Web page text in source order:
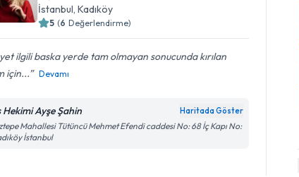
İstanbul, Kadıköy
5 (6 Değerlendirme)
ilgili baska yerde tam olmayan sonucunda kırılan
için...
Devamı
Hekimi Ayşe Şahin Haritada Göster
Mahallesi Tütüncü Mehmet Efendi caddesi No: 68 İç Kapı No:
İstanbul